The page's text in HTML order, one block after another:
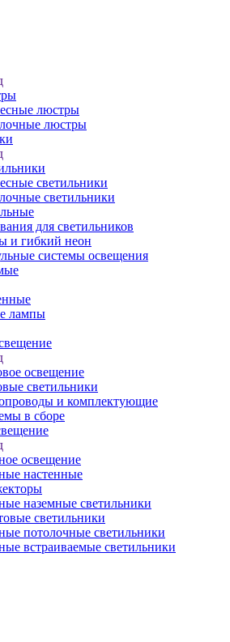
люстры
люстры
светильники
светильники
для светильников
и гибкий неон
системы освещения
лампы
освещение
светильники
и комплектующие
в сборе
освещение
настенные
наземные светильники
светильники
потолочные светильники
встраиваемые светильники